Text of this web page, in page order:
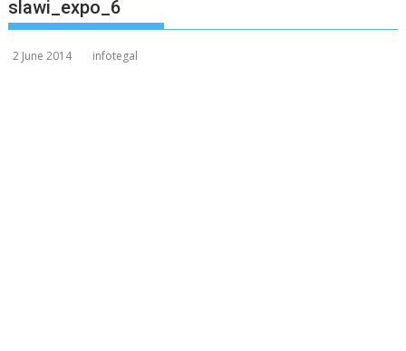
slawi_expo_6
2 June 2014 infotegal